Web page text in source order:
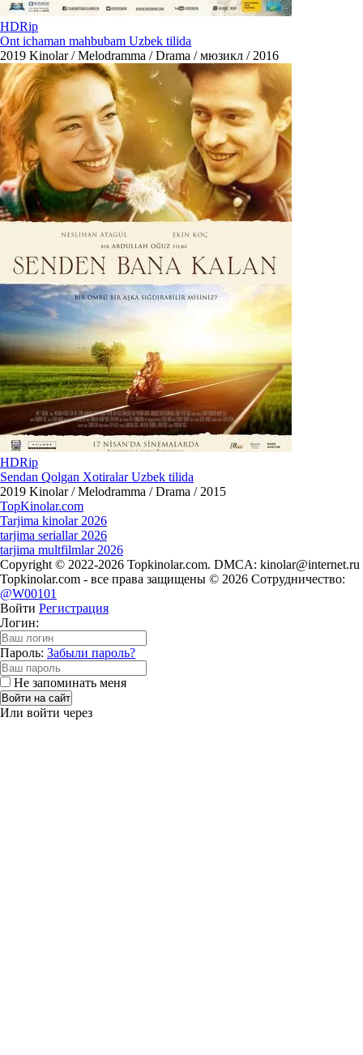
HDRip
Ont ichaman mahbubam Uzbek tilida
2019 Kinolar / Melodramma / Drama / мюзикл / 2016
HDRip
Sendan Qolgan Xotiralar Uzbek tilida
2019 Kinolar / Melodramma / Drama / 2015
TopKinolar.com
Tarjima kinolar 2026
tarjima seriallar 2026
tarjima multfilmlar 2026
Copyright © 2022-2026 Topkinolar.com. DMCA: kinolar@internet.ru
Topkinolar.com - все права защищены © 2026 Сотрудничество:
@W00101
Войти Регистрация
Логин:
Пароль: Забыли пароль?
Не запоминать меня
Войти на сайт
Или войти через